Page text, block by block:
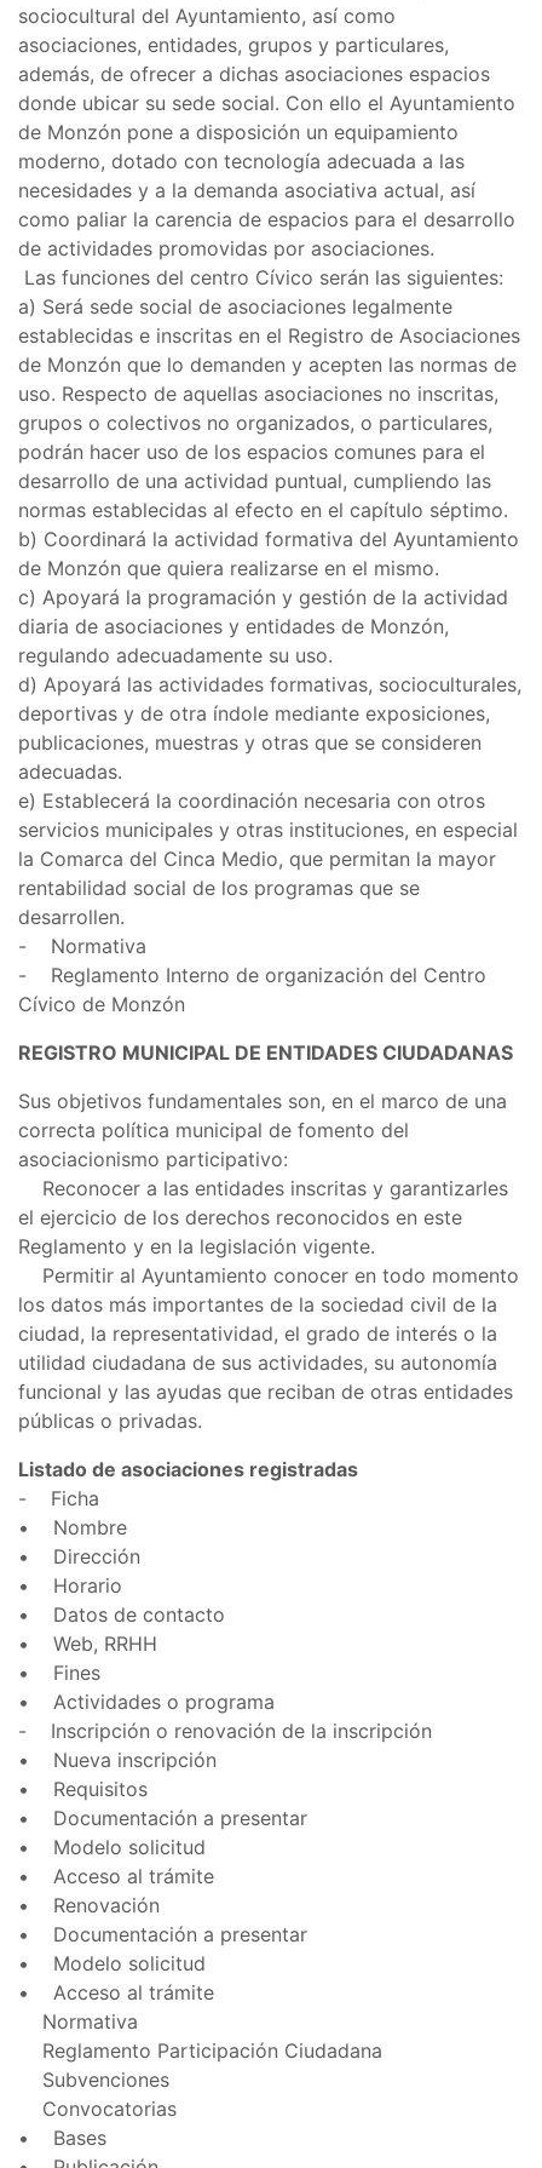
sociocultural del Ayuntamiento, así como
asociaciones, entidades, grupos y particulares,
además, de ofrecer a dichas asociaciones espacios
donde ubicar su sede social. Con ello el Ayuntamiento
de Monzón pone a disposición un equipamiento
moderno, dotado con tecnología adecuada a las
necesidades y a la demanda asociativa actual, así
como paliar la carencia de espacios para el desarrollo
de actividades promovidas por asociaciones.
Las funciones del centro Cívico serán las siguientes:
a) Será sede social de asociaciones legalmente
establecidas e inscritas en el Registro de Asociaciones
de Monzón que lo demanden y acepten las normas de
uso. Respecto de aquellas asociaciones no inscritas,
grupos o colectivos no organizados, o particulares,
podrán hacer uso de los espacios comunes para el
desarrollo de una actividad puntual, cumpliendo las
normas establecidas al efecto en el capítulo séptimo.
b) Coordinará la actividad formativa del Ayuntamiento
de Monzón que quiera realizarse en el mismo.
c) Apoyará la programación y gestión de la actividad
diaria de asociaciones y entidades de Monzón,
regulando adecuadamente su uso.
d) Apoyará las actividades formativas, socioculturales,
deportivas y de otra índole mediante exposiciones,
publicaciones, muestras y otras que se consideren
adecuadas.
e) Establecerá la coordinación necesaria con otros
servicios municipales y otras instituciones, en especial
la Comarca del Cinca Medio, que permitan la mayor
rentabilidad social de los programas que se
desarrollen.
- Normativa
- Reglamento Interno de organización del Centro
Cívico de Monzón
REGISTRO MUNICIPAL DE ENTIDADES CIUDADANAS
Sus objetivos fundamentales son, en el marco de una
correcta política municipal de fomento del
asociacionismo participativo:
Reconocer a las entidades inscritas y garantizarles
el ejercicio de los derechos reconocidos en este
Reglamento y en la legislación vigente.
Permitir al Ayuntamiento conocer en todo momento
los datos más importantes de la sociedad civil de la
ciudad, la representatividad, el grado de interés o la
utilidad ciudadana de sus actividades, su autonomía
funcional y las ayudas que reciban de otras entidades
públicas o privadas.
Listado de asociaciones registradas
- Ficha
• Nombre
• Dirección
• Horario
• Datos de contacto
• Web, RRHH
• Fines
• Actividades o programa
- Inscripción o renovación de la inscripción
• Nueva inscripción
• Requisitos
• Documentación a presentar
• Modelo solicitud
• Acceso al trámite
• Renovación
• Documentación a presentar
• Modelo solicitud
• Acceso al trámite
Normativa
Reglamento Participación Ciudadana
Subvenciones
Convocatorias
• Bases